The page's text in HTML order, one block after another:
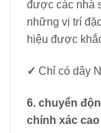
được các nhà
những vị trí
hiệu được
✓ Chỉ có dây
6. chuyển
chính xác cao